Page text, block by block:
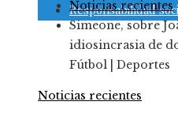
Responsabilidad
Noticias recientes
Simeone, sobre
idiosincrasia de
Fútbol | Deportes
Noticias recientes